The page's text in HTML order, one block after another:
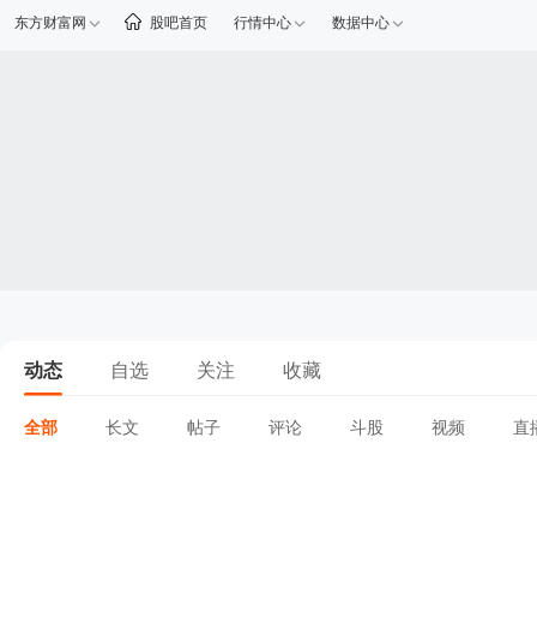
东方财富网 股吧首页 行情中心 数据中心
动态 自选 关注 收藏
全部 长文 帖子 评论 斗股 视频 直